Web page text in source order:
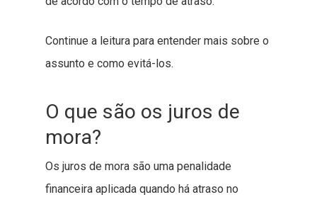
Continue a leitura para entender mais sobre o
assunto e como evitá-los.
O que são os juros de
mora?
Os juros de mora são uma penalidade
financeira aplicada quando há atraso no